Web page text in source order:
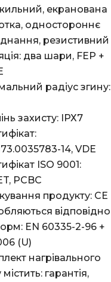
екранована
одностороннє
резистивний
два шари, FEP +
радіус згину:
захисту: ІРХ7
14, VDE
ISO 9001:
PCBC
продукту: СЕ
відповідно
EN 60335-2-96 +
(U)
нагрівального
гарантія,